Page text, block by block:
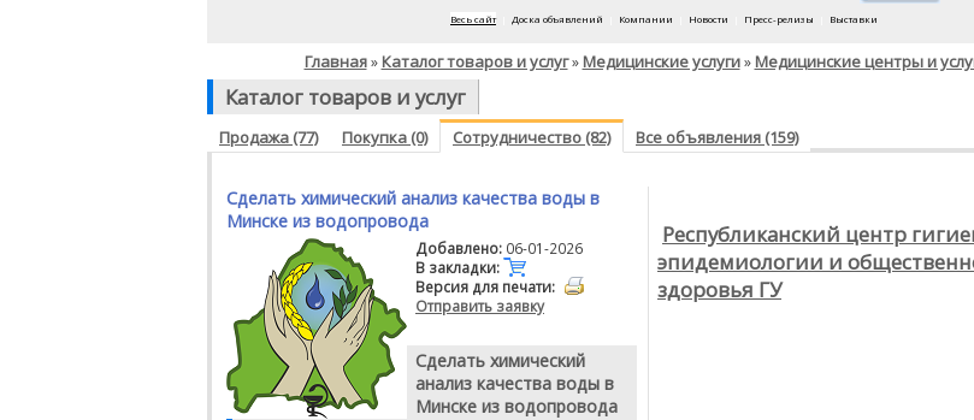
Весь сайт Доска объявлений Компании Новости Пресс-релизы Выставки
Главная» Каталог товаров и услуг» Медицинские услуги» Медицинские центры и
Каталог товаров и услуг
Продажа (77) Покупка (0) Сотрудничество (82) Все объявления (159)
Сделать химический анализ качества воды в
Минске из водопровода
Добавлено: 06-01-2026
В закладки:
Версия для печати:
Отправить заявку
Сделать химический
анализ качества воды в
Минске из водопровода
Республиканский центр
эпидемиологии и
здоровья ГУ